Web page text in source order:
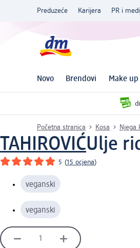
Preduzeće Karijera PR i
Novo Brendovi Make up
Početna stranica Kosa Njega
TAHIROVIĆUlje
5 (15 ocjena)
veganski
veganski